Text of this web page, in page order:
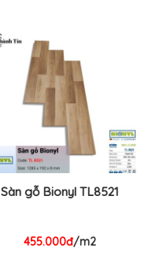
Sàn gỗ Bionyl TL8521
455.000đ/m2